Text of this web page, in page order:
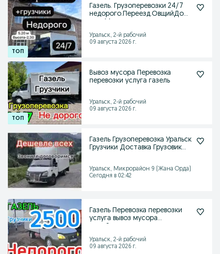
Газель. Грузоперевозки 24/7
недорого.Переезд.ОвщийДост
Уральск, 2-й рабочий
09 августа 2026 г.
Вывоз мусора Перевозка
перевозки услуга газель
Уральск, 2-й рабочий
09 августа 2026 г.
Газель Грузоперевозка Уральск
Грузчики Доставка Грузовик
Уральск, Микрорайон 9 (Жана Орда)
Сегодня в 02:42
Газель Перевозка перевозки
услуга вывоз мусора
Уральск, 2-й рабочий
09 августа 2026 г.